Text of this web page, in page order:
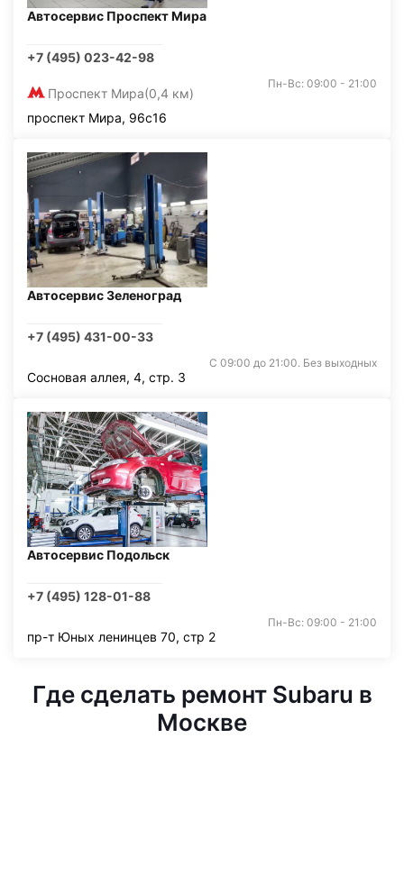
Автосервис Проспект Мира
+7 (495) 023-42-98
Проспект Мира(0,4 км)
Пн-Вс: 09:00 - 21:00
проспект Мира, 96с16
Автосервис Зеленоград
+7 (495) 431-00-33
С 09:00 до 21:00. Без выходных
Сосновая аллея, 4, стр. 3
Автосервис Подольск
+7 (495) 128-01-88
Пн-Вс: 09:00 - 21:00
пр-т Юных ленинцев 70, стр 2
Где сделать ремонт Subaru в
Москве